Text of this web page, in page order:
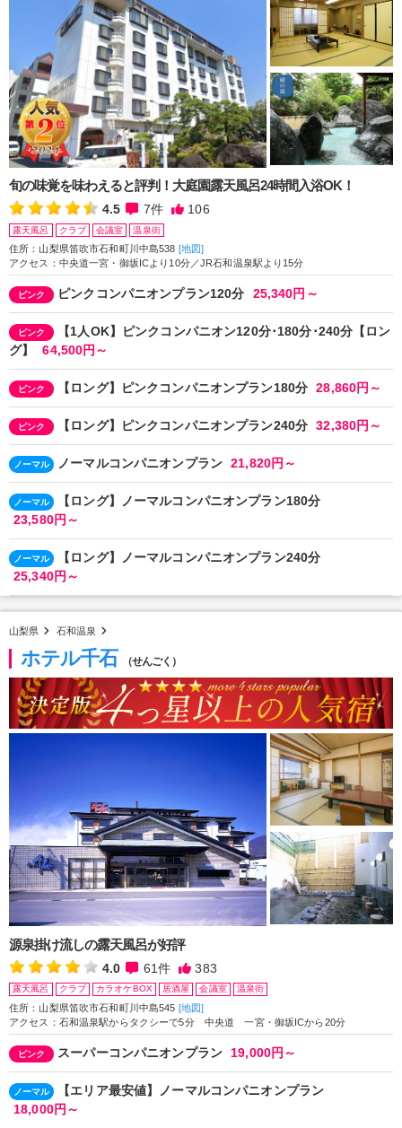
旬の味覚を味わえると評判！大庭園露天風呂24時間入浴OK！
4.5 7件 106
露天風呂 クラブ 会議室 温泉街
住所：山梨県笛吹市石和町川中島538 [地図]
アクセス：中央道一宮・御坂ICより10分／JR石和温泉駅より15分
ピンク ピンクコンパニオンプラン120分 25,340円～
ピンク
【1人OK】ピンクコンパニオン120分･180分･240分【ロン
グ】
64,500円～
ピンク 【ロング】ピンクコンパニオンプラン180分 28,860円～
ピンク 【ロング】ピンクコンパニオンプラン240分 32,380円～
ノーマル ノーマルコンパニオンプラン 21,820円～
ノーマル
【ロング】ノーマルコンパニオンプラン180分
23,580円～
ノーマル
【ロング】ノーマルコンパニオンプラン240分
25,340円～
山梨県 石和温泉
ホテル千石 （せんごく）
源泉掛け流しの露天風呂が好評
4.0 61件 383
露天風呂 クラブ カラオケBOX 居酒屋 会議室 温泉街
住所：山梨県笛吹市石和町川中島545 [地図]
アクセス：石和温泉駅からタクシーで5分 中央道 一宮・御坂ICから20分
ピンク スーパーコンパニオンプラン 19,000円～
ノーマル
【エリア最安値】ノーマルコンパニオンプラン
18,000円～